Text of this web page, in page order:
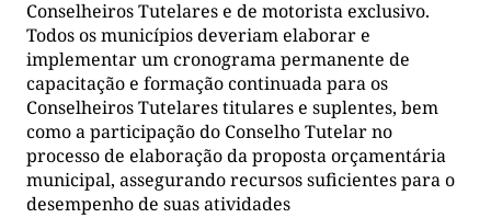
Conselheiros Tutelares e de motorista exclusivo.
Todos os municípios deveriam elaborar e
implementar um cronograma permanente de
capacitação e formação continuada para os
Conselheiros Tutelares titulares e suplentes, bem
como a participação do Conselho Tutelar no
processo de elaboração da proposta orçamentária
municipal, assegurando recursos suficientes para o
desempenho de suas atividades